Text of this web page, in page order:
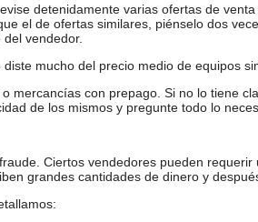
detenidamente varias ofertas de
el de ofertas similares, piénselo dos
vendedor.
mucho del precio medio de equipos
mercancías con prepago. Si no lo tiene
de los mismos y pregunte todo lo
Ciertos vendedores pueden
grandes cantidades de dinero y